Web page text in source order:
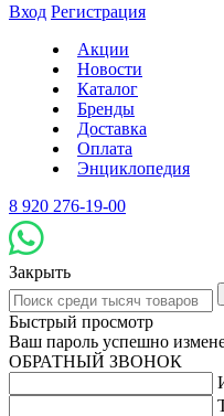
Вход Регистрация
Акции
Новости
Каталог
Бренды
Доставка
Оплата
Энциклопедия
8 920 276-19-00
Закрыть
Быстрый просмотр
Ваш пароль успешно
ОБРАТНЫЙ ЗВОНОК